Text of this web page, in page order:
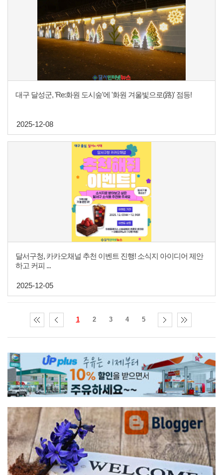
대구 달성군, 'Re:화원 도시숲'에 '화원 겨울빛으로(路)' 점등!
2025-12-08
달서구청, 카카오채널 추천 이벤트 진행! 소식지 아이디어 제안
하고 커피 ...
2025-12-05
1 2 3 4 5